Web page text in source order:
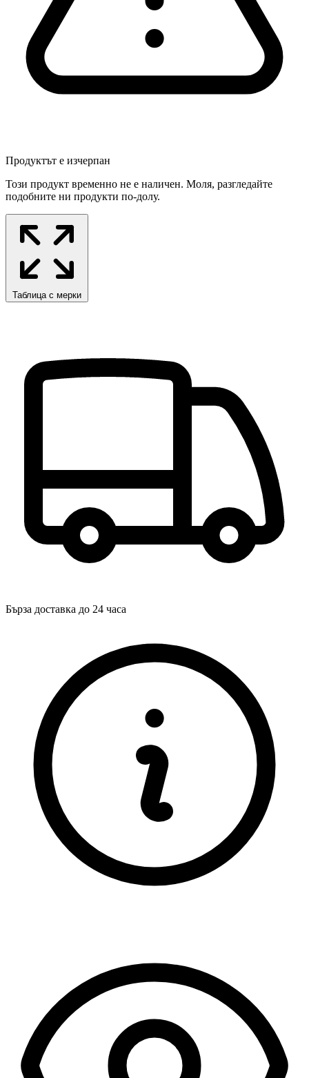
Продуктът е изчерпан
Този продукт временно не е наличен. Моля, разгледайте
подобните ни продукти по-долу.
Таблица с мерки
Бърза доставка до 24 часа